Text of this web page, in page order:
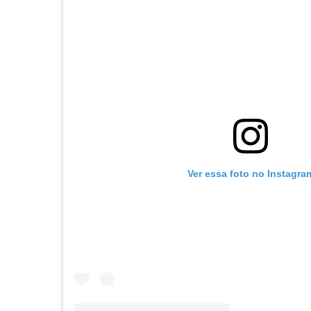
Ver essa foto no